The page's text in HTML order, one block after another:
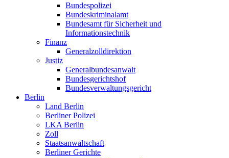
Bundespolizei
Bundeskriminalamt
Bundesamt für Sicherheit und
Informationstechnik
Finanz
Generalzolldirektion
Justiz
Generalbundesanwalt
Bundesgerichtshof
Bundesverwaltungsgericht
Berlin
Land Berlin
Berliner Polizei
LKA Berlin
Zoll
Staatsanwaltschaft
Berliner Gerichte